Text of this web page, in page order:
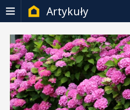
Artykuły